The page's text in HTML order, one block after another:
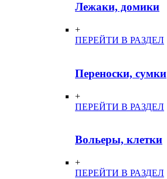
Лежаки, домики
+
ПЕРЕЙТИ В РАЗДЕЛ
Переноски, сумки
+
ПЕРЕЙТИ В РАЗДЕЛ
Вольеры, клетки
+
ПЕРЕЙТИ В РАЗДЕЛ